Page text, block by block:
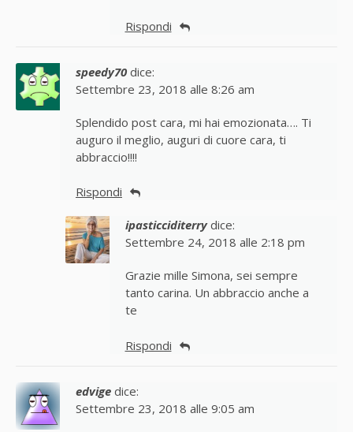
Rispondi
speedy70 dice:
Settembre 23, 2018 alle 8:26 am
Splendido post cara, mi hai emozionata…. Ti
auguro il meglio, auguri di cuore cara, ti
abbraccio!!!!
Rispondi
ipasticciditerry dice:
Settembre 24, 2018 alle 2:18 pm
Grazie mille Simona, sei sempre
tanto carina. Un abbraccio anche a
te
Rispondi
edvige dice:
Settembre 23, 2018 alle 9:05 am